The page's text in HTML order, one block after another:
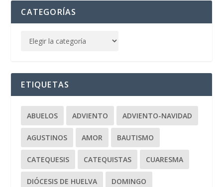
CATEGORÍAS
ETIQUETAS
ABUELOS ADVIENTO ADVIENTO-NAVIDAD
AGUSTINOS AMOR BAUTISMO
CATEQUESIS CATEQUISTAS CUARESMA
DIÓCESIS DE HUELVA DOMINGO